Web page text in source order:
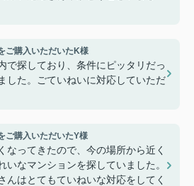
ご購入いただいたK様
で探しており、条件にピッタリだっ
した。ごていねいに対応していただ
ご購入いただいたY様
なってきたので、今の場所から近く
いなマンションを探していました。
んはとてもていねいな対応をしてく